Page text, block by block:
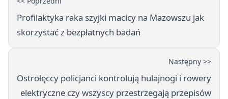
Profilaktyka raka szyjki macicy na Mazowszu jak
skorzystać z bezpłatnych badań
Następny >>
Ostrołęccy policjanci kontrolują hulajnogi i rowery
elektryczne czy wszyscy przestrzegają przepisów